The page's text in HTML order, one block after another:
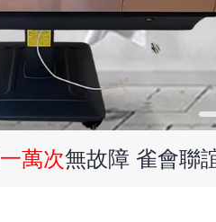
一萬次無故障 雀會聯